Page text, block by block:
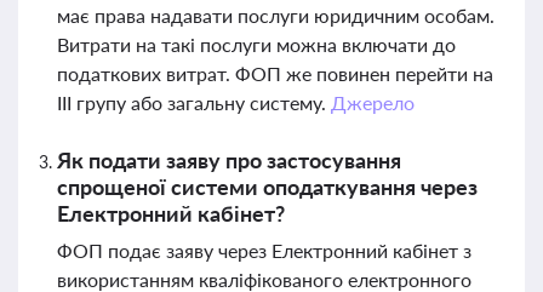
має права надавати послуги юридичним особам.
Витрати на такі послуги можна включати до
податкових витрат. ФОП же повинен перейти на
III групу або загальну систему. Джерело
Як подати заяву про застосування
спрощеної системи оподаткування через
Електронний кабінет?
ФОП подає заяву через Електронний кабінет з
використанням кваліфікованого електронного